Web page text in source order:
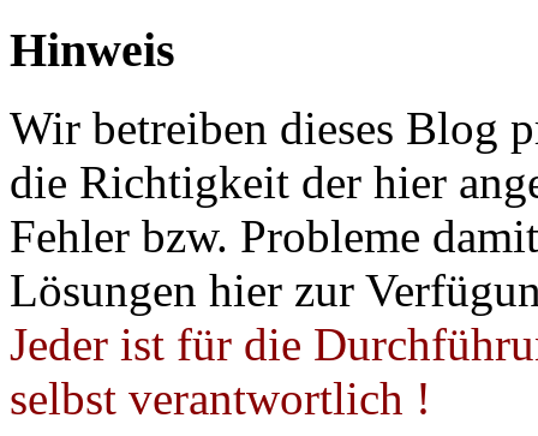
Hinweis
Wir betreiben dieses Blog
die Richtigkeit der hier
Fehler bzw. Probleme
Lösungen hier zur
Jeder ist für die
selbst verantwortlich !